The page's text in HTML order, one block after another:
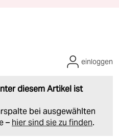
diesem Artikel ist
bei ausgewählten
– hier sind sie zu finden.
einloggen